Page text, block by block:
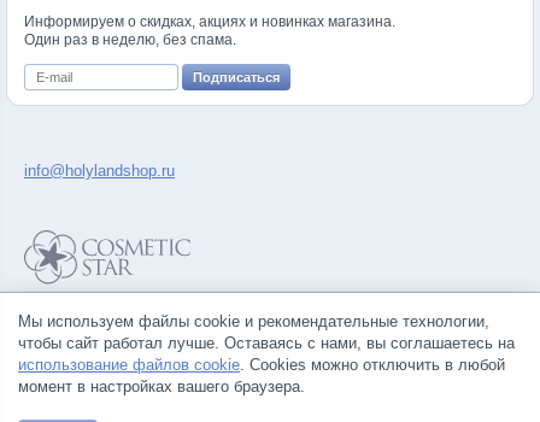
Информируем о скидках, акциях и новинках магазина.
Один раз в неделю, без спама.
Правила продажи товаров
Согласие на обработку персональных данных
info@holylandshop.ru
Мы используем файлы cookie и рекомендательные технологии,
чтобы сайт работал лучше. Оставаясь с нами, вы соглашаетесь на
использование файлов cookie. Cookies можно отключить в любой
момент в настройках вашего браузера.